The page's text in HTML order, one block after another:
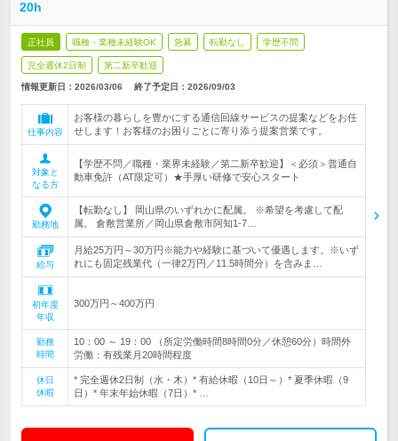
20h
正社員 職種・業種未経験OK 急募 転勤なし 学歴不問
完全週休2日制 第二新卒歓迎
情報更新日：2026/03/06 終了予定日： 2026/09/03
仕事内容
お客様の暮らしを豊かにする通信回線サービスの提案などをお任
せします！お客様のお困りごとに寄り添う提案営業です。
対象と
なる方
【学歴不問／職種・業界未経験／第二新卒歓迎】＜必須＞普通自
動車免許（AT限定可）★手厚い研修で安心スタート
勤務地
【転勤なし】 岡山県のいずれかに配属。 ※希望を考慮して配
属。 倉敷営業所／岡山県倉敷市阿知1-7…
給与
月給25万円～30万円※能力や経験に基づいて優遇します。※いず
れにも固定残業代（一律2万円／11.5時間分）を含みま…
初年度
年収
300万円～400万円
勤務
時間
10：00 ～ 19：00 （所定労働時間8時間0分／休憩60分）時間外
労働：有残業月20時間程度
休日
休暇
* 完全週休2日制（水・木）* 有給休暇（10日～）* 夏季休暇（9
日）* 年末年始休暇（7日）* …